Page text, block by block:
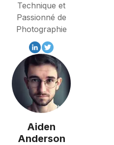
Technique et
Passionné de
Photographie
Aiden
Anderson